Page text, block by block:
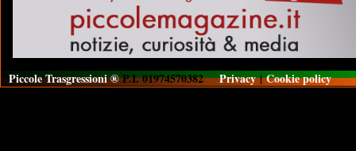
Piccole Trasgressioni ®P.I. 01974570382Privacy|Cookie policy